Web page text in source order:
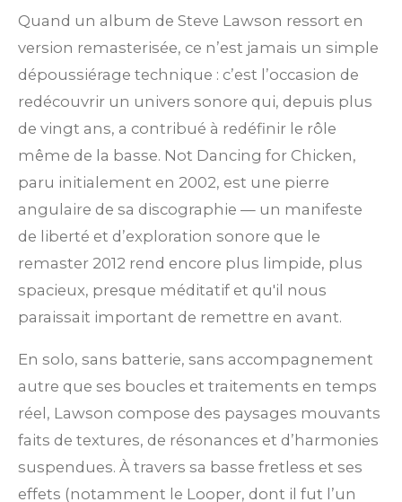
u
a
t
i
o
n
:
0
é
t
o
i
e
i
l
e
i
l
e
s
i
l
e
s
i
l
e
s
i
l
e
s
r
'
é
a
l
a
t
o
n
Quand un album de Steve Lawson ressort en
version remasterisée, ce n’est jamais un simple
dépoussiérage technique : c’est l’occasion de
redécouvrir un univers sonore qui, depuis plus
de vingt ans, a contribué à redéfinir le rôle
même de la basse. Not Dancing for Chicken,
paru initialement en 2002, est une pierre
angulaire de sa discographie — un manifeste
de liberté et d’exploration sonore que le
remaster 2012 rend encore plus limpide, plus
spacieux, presque méditatif et qu'il nous
paraissait important de remettre en avant.
En solo, sans batterie, sans accompagnement
autre que ses boucles et traitements en temps
réel, Lawson compose des paysages mouvants
faits de textures, de résonances et d’harmonies
suspendues. À travers sa basse fretless et ses
effets (notamment le Looper, dont il fut l’un